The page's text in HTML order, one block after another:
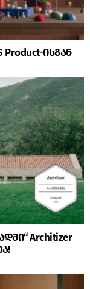
ისგან
Architizer